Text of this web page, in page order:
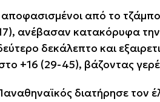
από το
ανέβασαν κατακόρυφα
δεκάλεπτο και
+16 (29-45), βάζοντας
διατήρησε τον